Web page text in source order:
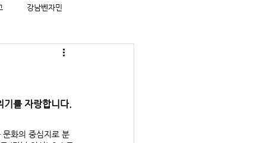
강남벤자민
어게인 가라오케
강남보스턴
기를 자랑합니다.
화의 중심지로 분